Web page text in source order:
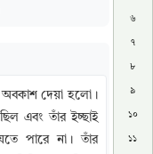
দেয়া হলো।
এবং তাঁর ইচ্ছাই
পারে না। তাঁর
৬
৭
৮
৯
১০
১১